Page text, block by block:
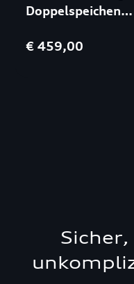
Doppelspeichen
5/130/19 Schwarz
€ 459,00